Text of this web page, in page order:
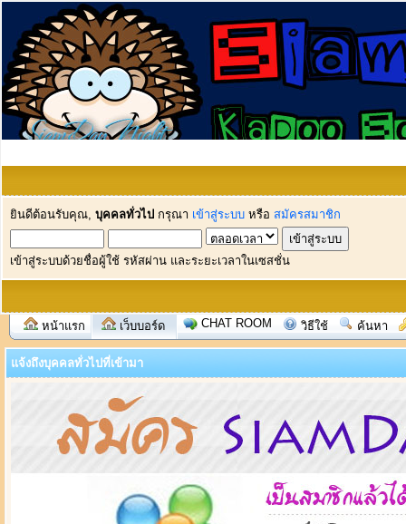
ยินดีต้อนรับคุณ, บุคคลทั่วไป กรุณา เข้าสู่ระบบ หรือ สมัครสมาชิก
เข้าสู่ระบบด้วยชื่อผู้ใช้ รหัสผ่าน และระยะเวลาในเซสชั่น
หน้าแรก เว็บบอร์ด CHAT ROOM วิธีใช้ ค้นหา
แจ้งถึงบุคคลทั่วไปที่เข้ามา